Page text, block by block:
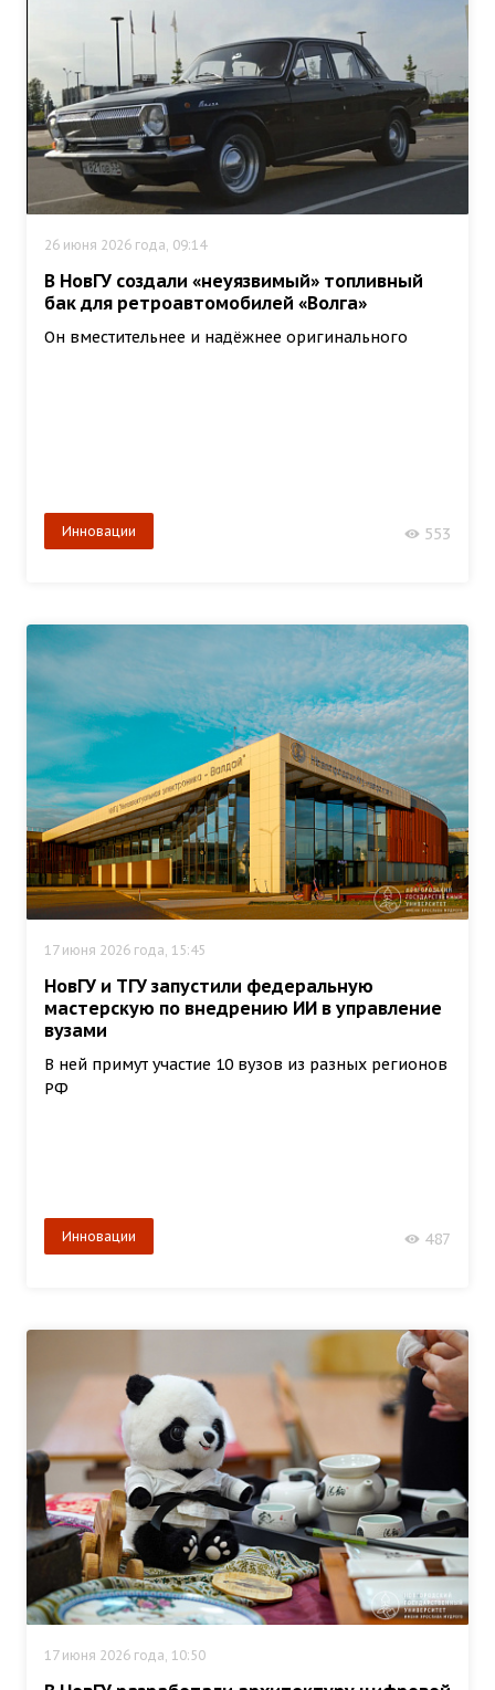
26 июня 2026 года, 09:14
В НовГУ создали «неуязвимый» топливный
бак для ретроавтомобилей «Волга»
Он вместительнее и надёжнее оригинального
Инновации 553
17 июня 2026 года, 15:45
НовГУ и ТГУ запустили федеральную
мастерскую по внедрению ИИ в управление
вузами
В ней примут участие 10 вузов из разных регионов
РФ
Инновации 487
17 июня 2026 года, 10:50